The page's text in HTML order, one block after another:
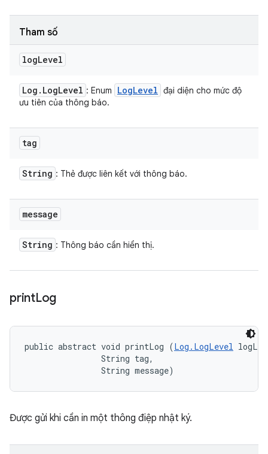
Tham số
logLevel
Log . LogLevel : Enum LogLevel đại diện cho mức độ
ưu tiên của thông báo.
tag
String : Thẻ được liên kết với thông báo.
message
String : Thông báo cần hiển thị.
printLog
public abstract void printLog (Log.LogLevel
                String tag,
                String message)
Được gửi khi cần in một thông điệp nhật ký.